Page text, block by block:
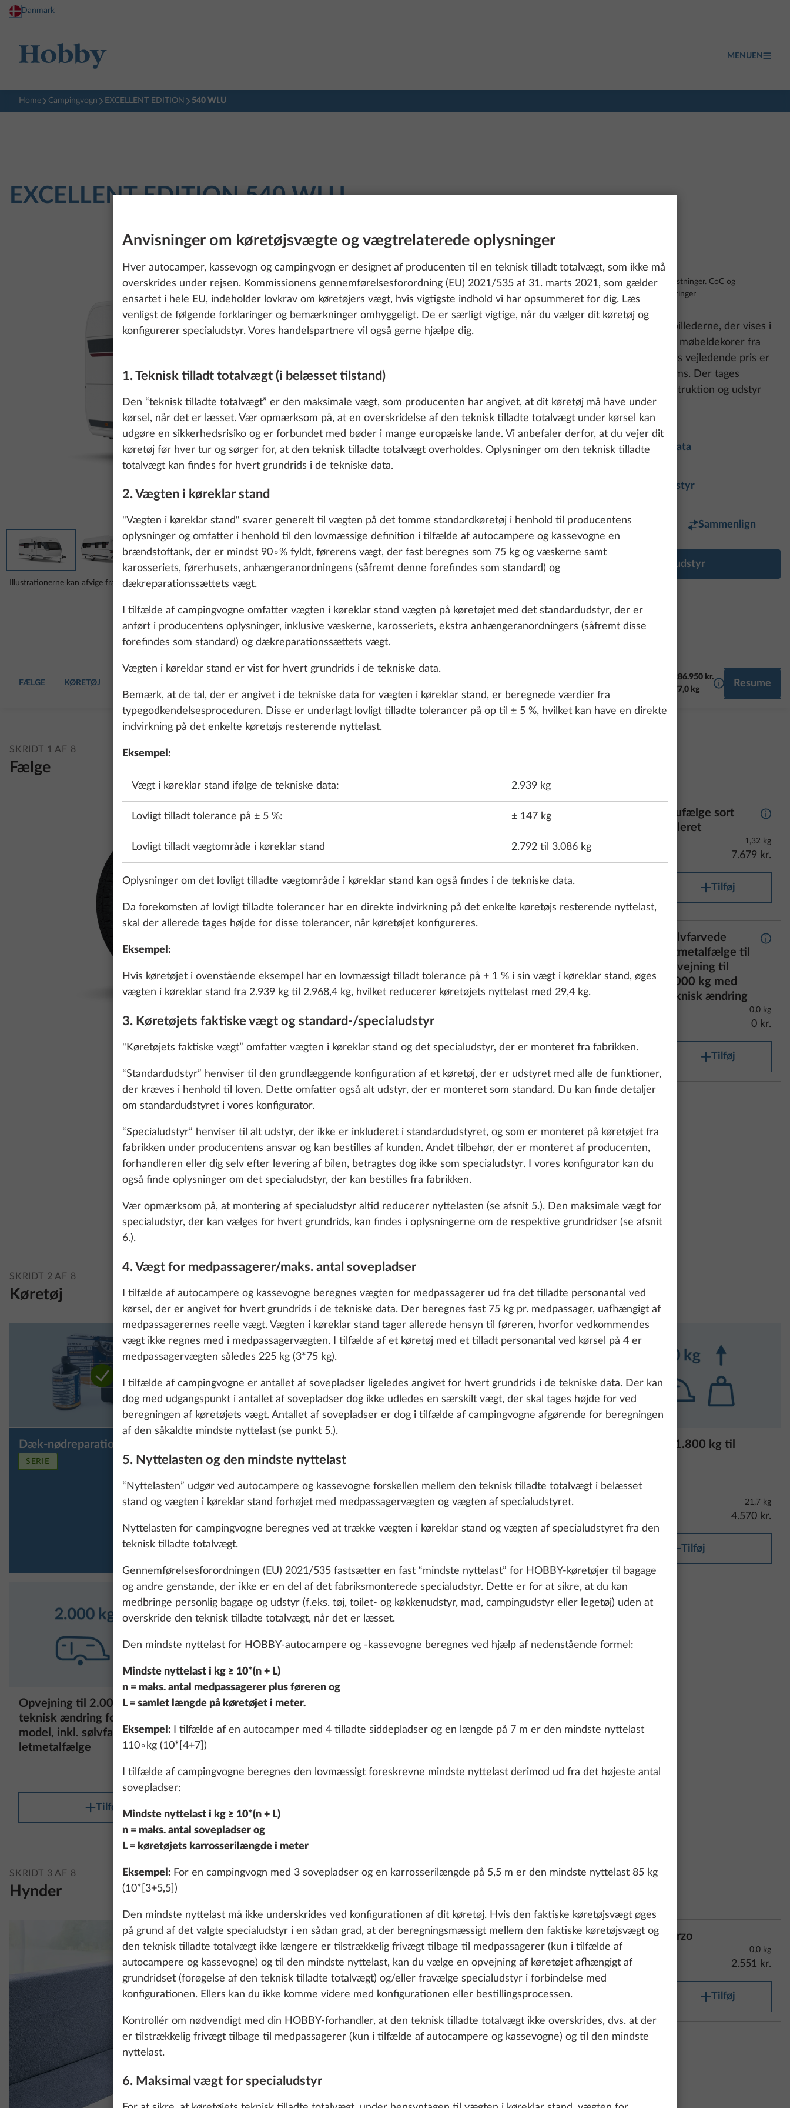
We use cookies to enable you to make the best possible use of our website and to
improve our communication with you. We take your preferences into account and process
data for statistics and marketing only if you give us your consent by clicking on "Accept
all". You can revoke your consent at any time with effect for the future. You can find more
information about cookies and customization options by clicking on the "Show details" link.
Decline Accept all
Danmark
MENUEN
Home Campingvogn EXCELLENT EDITION 540 WLU
EXCELLENT EDITION540 WLU
Illustrationerne kan afvige fra din valgte konfiguration.
Prisen er inklusiv moms, leveringsomkostninger. CoC og
gasprøvningsattest. Forbehold for ændringer
Udstyrsbillederne, der vises i
det følgende, kan vise stof- og møbeldekorer fra
andre serier og modeller. Vores vejledende pris er
inklusive den lovbestemte moms. Der tages
forbehold for ændringer i konstruktion og udstyr
samt for fejl.
Tekniske data
Standardudstyr
Favorit Sammenlign
Konfigurér udstyr
286.950 kr.
77,0 kg
Yderligere
Resume
FÆLGE KØRETØJ
SKRIDT 1 AF 8
Fælge
Stålfælg med
Alufælge sort
poleret
1,32 kg
7.679 kr.
Tilføj
Sølvfarvede
letmetalfælge til
opvejning til
2.000 kg med
teknisk ændring
0,0 kg
0 kr.
Tilføj
opvejning til
2.000 kg
0,0 kg
Tilføj
SKRIDT 2 AF 8
Køretøj
Dæk-nødreparationssæt
SERIE
stedet for dæk-
under bunden 1
25,4 kg 5,7 kg
Opvejning til 1.800 kg til
21,7 kg
4.570 kr.
Tilføj
Opvejning til 2.000 kg med
teknisk ændring for enakslet
model, inkl. sølvfarvede
letmetalfælge
10.093 kr.
Tilføj
Opvejning til 2.000 kg til
11.506 kr.
2 cykler, nyttelast 60 kg
3.593 kr.
SKRIDT 3 AF 8
Hynder
Puno
SERIE
Terzo
0,0 kg
2.551 kr.
Tilføj
Anvisninger om køretøjsvægte og vægtrelaterede oplysninger
Hver autocamper, kassevogn og campingvogn er designet af producenten til en teknisk tilladt totalvægt, som ikke må
overskrides under rejsen. Kommissionens gennemførelsesforordning (EU) 2021/535 af 31. marts 2021, som gælder
ensartet i hele EU, indeholder lovkrav om køretøjers vægt, hvis vigtigste indhold vi har opsummeret for dig. Læs
venligst de følgende forklaringer og bemærkninger omhyggeligt. De er særligt vigtige, når du vælger dit køretøj og
konfigurerer specialudstyr. Vores handelspartnere vil også gerne hjælpe dig.
1. Teknisk tilladt totalvægt (i belæsset tilstand)
Den “teknisk tilladte totalvægt” er den maksimale vægt, som producenten har angivet, at dit køretøj må have under
kørsel, når det er læsset. Vær opmærksom på, at en overskridelse af den teknisk tilladte totalvægt under kørsel kan
udgøre en sikkerhedsrisiko og er forbundet med bøder i mange europæiske lande. Vi anbefaler derfor, at du vejer dit
køretøj før hver tur og sørger for, at den teknisk tilladte totalvægt overholdes. Oplysninger om den teknisk tilladte
totalvægt kan findes for hvert grundrids i de tekniske data.
2. Vægten i køreklar stand
"Vægten i køreklar stand" svarer generelt til vægten på det tomme standardkøretøj i henhold til producentens
oplysninger og omfatter i henhold til den lovmæssige definition i tilfælde af autocampere og kassevogne en
brændstoftank, der er mindst 90∘% fyldt, førerens vægt, der fast beregnes som 75 kg og væskerne samt
karosseriets, førerhusets, anhængeranordningens (såfremt denne forefindes som standard) og
dækreparationssættets vægt.
I tilfælde af campingvogne omfatter vægten i køreklar stand vægten på køretøjet med det standardudstyr, der er
anført i producentens oplysninger, inklusive væskerne, karosseriets, ekstra anhængeranordningers (såfremt disse
forefindes som standard) og dækreparationssættets vægt.
Vægten i køreklar stand er vist for hvert grundrids i de tekniske data.
Bemærk, at de tal, der er angivet i de tekniske data for vægten i køreklar stand, er beregnede værdier fra
typegodkendelsesproceduren. Disse er underlagt lovligt tilladte tolerancer på op til ± 5 %, hvilket kan have en direkte
indvirkning på det enkelte køretøjs resterende nyttelast.
Eksempel:
Vægt i køreklar stand ifølge de tekniske data: 2.939 kg
Lovligt tilladt tolerance på ± 5 %: ± 147 kg
Lovligt tilladt vægtområde i køreklar stand 2.792 til 3.086 kg
Oplysninger om det lovligt tilladte vægtområde i køreklar stand kan også findes i de tekniske data.
Da forekomsten af lovligt tilladte tolerancer har en direkte indvirkning på det enkelte køretøjs resterende nyttelast,
skal der allerede tages højde for disse tolerancer, når køretøjet konfigureres.
Eksempel:
Hvis køretøjet i ovenstående eksempel har en lovmæssigt tilladt tolerance på + 1 % i sin vægt i køreklar stand, øges
vægten i køreklar stand fra 2.939 kg til 2.968,4 kg, hvilket reducerer køretøjets nyttelast med 29,4 kg.
3. Køretøjets faktiske vægt og standard-/specialudstyr
"Køretøjets faktiske vægt” omfatter vægten i køreklar stand og det specialudstyr, der er monteret fra fabrikken.
“Standardudstyr” henviser til den grundlæggende konfiguration af et køretøj, der er udstyret med alle de funktioner,
der kræves i henhold til loven. Dette omfatter også alt udstyr, der er monteret som standard. Du kan finde detaljer
om standardudstyret i vores konfigurator.
“Specialudstyr” henviser til alt udstyr, der ikke er inkluderet i standardudstyret, og som er monteret på køretøjet fra
fabrikken under producentens ansvar og kan bestilles af kunden. Andet tilbehør, der er monteret af producenten,
forhandleren eller dig selv efter levering af bilen, betragtes dog ikke som specialudstyr. I vores konfigurator kan du
også finde oplysninger om det specialudstyr, der kan bestilles fra fabrikken.
Vær opmærksom på, at montering af specialudstyr altid reducerer nyttelasten (se afsnit 5.). Den maksimale vægt for
specialudstyr, der kan vælges for hvert grundrids, kan findes i oplysningerne om de respektive grundridser (se afsnit
6.).
4. Vægt for medpassagerer/maks. antal sovepladser
I tilfælde af autocampere og kassevogne beregnes vægten for medpassagerer ud fra det tilladte personantal ved
kørsel, der er angivet for hvert grundrids i de tekniske data. Der beregnes fast 75 kg pr. medpassager, uafhængigt af
medpassagerernes reelle vægt. Vægten i køreklar stand tager allerede hensyn til føreren, hvorfor vedkommendes
vægt ikke regnes med i medpassagervægten. I tilfælde af et køretøj med et tilladt personantal ved kørsel på 4 er
medpassagervægten således 225 kg (3*75 kg).
I tilfælde af campingvogne er antallet af sovepladser ligeledes angivet for hvert grundrids i de tekniske data. Der kan
dog med udgangspunkt i antallet af sovepladser dog ikke udledes en særskilt vægt, der skal tages højde for ved
beregningen af køretøjets vægt. Antallet af sovepladser er dog i tilfælde af campingvogne afgørende for beregningen
af den såkaldte mindste nyttelast (se punkt 5.).
5. Nyttelasten og den mindste nyttelast
“Nyttelasten” udgør ved autocampere og kassevogne forskellen mellem den teknisk tilladte totalvægt i belæsset
stand og vægten i køreklar stand forhøjet med medpassagervægten og vægten af specialudstyret.
Nyttelasten for campingvogne beregnes ved at trække vægten i køreklar stand og vægten af specialudstyret fra den
teknisk tilladte totalvægt.
Gennemførelsesforordningen (EU) 2021/535 fastsætter en fast “mindste nyttelast” for HOBBY-køretøjer til bagage
og andre genstande, der ikke er en del af det fabriksmonterede specialudstyr. Dette er for at sikre, at du kan
medbringe personlig bagage og udstyr (f.eks. tøj, toilet- og køkkenudstyr, mad, campingudstyr eller legetøj) uden at
overskride den teknisk tilladte totalvægt, når det er læsset.
Den mindste nyttelast for HOBBY-autocampere og -kassevogne beregnes ved hjælp af nedenstående formel:
Mindste nyttelast i kg ≥ 10*(n + L)
n = maks. antal medpassagerer plus føreren og
L = samlet længde på køretøjet i meter.
Eksempel:
I tilfælde af en autocamper med 4 tilladte siddepladser og en længde på 7 m er den mindste nyttelast
110∘kg (10*[4+7])
I tilfælde af campingvogne beregnes den lovmæssigt foreskrevne mindste nyttelast derimod ud fra det højeste antal
sovepladser:
Mindste nyttelast i kg ≥ 10*(n + L)
n = maks. antal sovepladser og
L = køretøjets karrosserilængde i meter
Eksempel: For en campingvogn med 3 sovepladser og en karrosserilængde på 5,5 m er den mindste nyttelast 85 kg
(10*[3+5,5])
Den mindste nyttelast må ikke underskrides ved konfigurationen af dit køretøj. Hvis den faktiske køretøjsvægt øges
på grund af det valgte specialudstyr i en sådan grad, at der beregningsmæssigt mellem den faktiske køretøjsvægt og
den teknisk tilladte totalvægt ikke længere er tilstrækkelig frivægt tilbage til medpassagerer (kun i tilfælde af
autocampere og kassevogne) og til den mindste nyttelast, kan du vælge en opvejning af køretøjet afhængigt af
grundridset (forøgelse af den teknisk tilladte totalvægt) og/eller fravælge specialudstyr i forbindelse med
konfigurationen. Ellers kan du ikke komme videre med konfigurationen eller bestillingsprocessen.
Kontrollér om nødvendigt med din HOBBY-forhandler, at den teknisk tilladte totalvægt ikke overskrides, dvs. at der
er tilstrækkelig frivægt tilbage til medpassagerer (kun i tilfælde af autocampere og kassevogne) og til den mindste
nyttelast.
6. Maksimal vægt for specialudstyr